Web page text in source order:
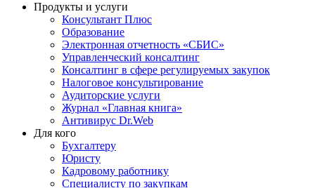
Продукты и услуги
Консультант Плюс
Образование
Электронная отчетность «СБИС»
Управленческий консалтинг
Консалтинг в сфере регулируемых закупок
Налоговое консультирование
Аудиторские услуги
Журнал «Главная книга»
Антивирус Dr.Web
Для кого
Бухгалтеру
Юристу
Кадровому работнику
Специалисту по закупкам